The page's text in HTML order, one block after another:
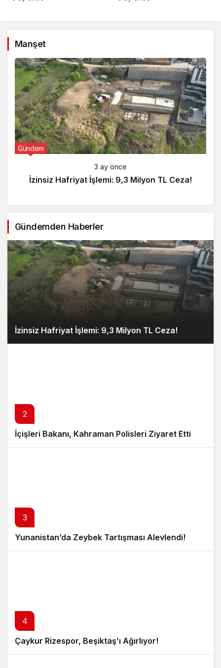
Manşet
Gündem
3 ay önce
İzinsiz Hafriyat İşlemi: 9,3 Milyon TL Ceza!
Gündemden Haberler
İzinsiz Hafriyat İşlemi: 9,3 Milyon TL Ceza!
2
İçişleri Bakanı, Kahraman Polisleri Ziyaret Etti
3
Yunanistan’da Zeybek Tartışması Alevlendi!
4
Çaykur Rizespor, Beşiktaş’ı Ağırlıyor!